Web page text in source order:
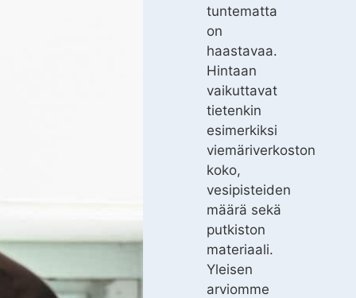
tuntematta
on
haastavaa.
Hintaan
vaikuttavat
tietenkin
esimerkiksi
viemäriverkoston
koko,
vesipisteiden
määrä sekä
putkiston
materiaali.
Yleisen
arviomme